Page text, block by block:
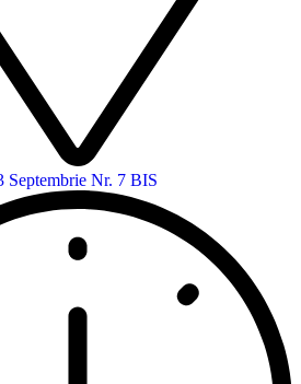
Septembrie Nr. 7 BIS